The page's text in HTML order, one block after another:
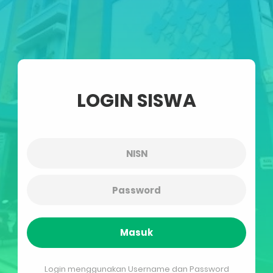
LOGIN SISWA
Masuk
Login menggunakan Username dan Password